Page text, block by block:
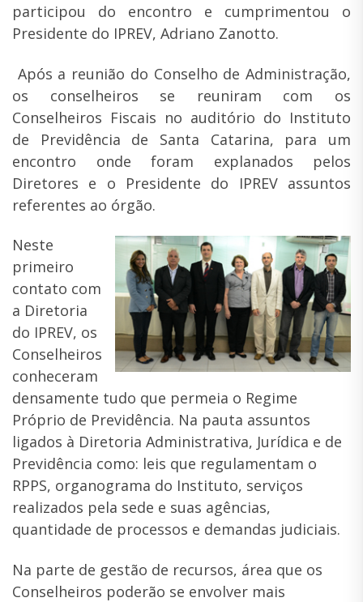
participou do encontro e cumprimentou o
Presidente do IPREV, Adriano Zanotto.
Após a reunião do Conselho de Administração,
os conselheiros se reuniram com os
Conselheiros Fiscais no auditório do Instituto
de Previdência de Santa Catarina, para um
encontro onde foram explanados pelos
Diretores e o Presidente do IPREV assuntos
referentes ao órgão.
Neste
primeiro
contato com
a Diretoria
do IPREV, os
Conselheiros
conheceram
densamente tudo que permeia o Regime
Próprio de Previdência. Na pauta assuntos
ligados à Diretoria Administrativa, Jurídica e de
Previdência como: leis que regulamentam o
RPPS, organograma do Instituto, serviços
realizados pela sede e suas agências,
quantidade de processos e demandas judiciais.
Na parte de gestão de recursos, área que os
Conselheiros poderão se envolver mais